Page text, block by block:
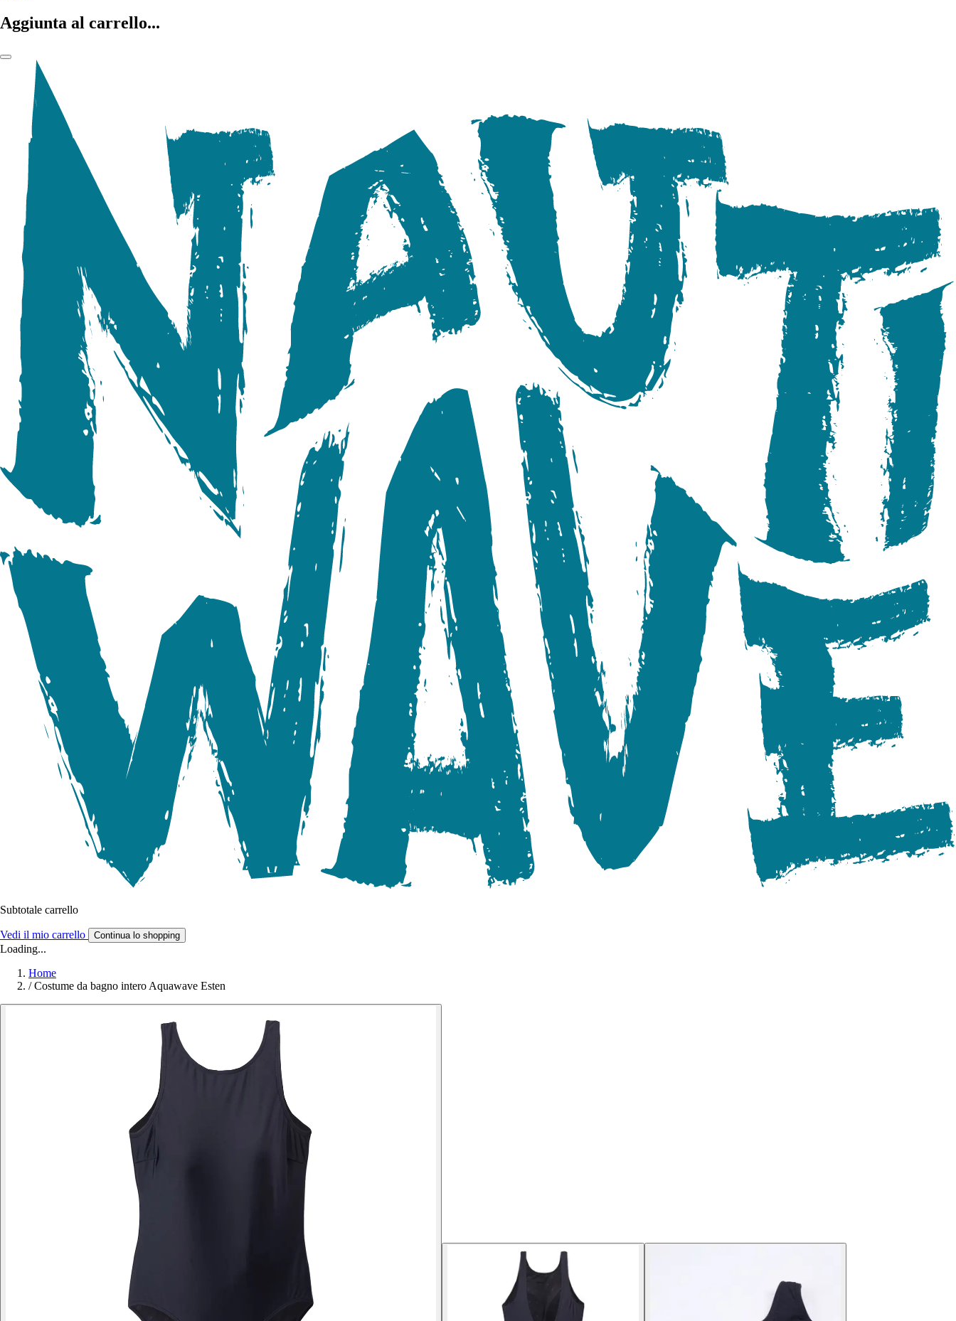
Aggiunta al carrello...
Subtotale carrello
Vedi il mio carrello Continua lo shopping
Loading...
Home
/ Costume da bagno intero Aquawave Esten